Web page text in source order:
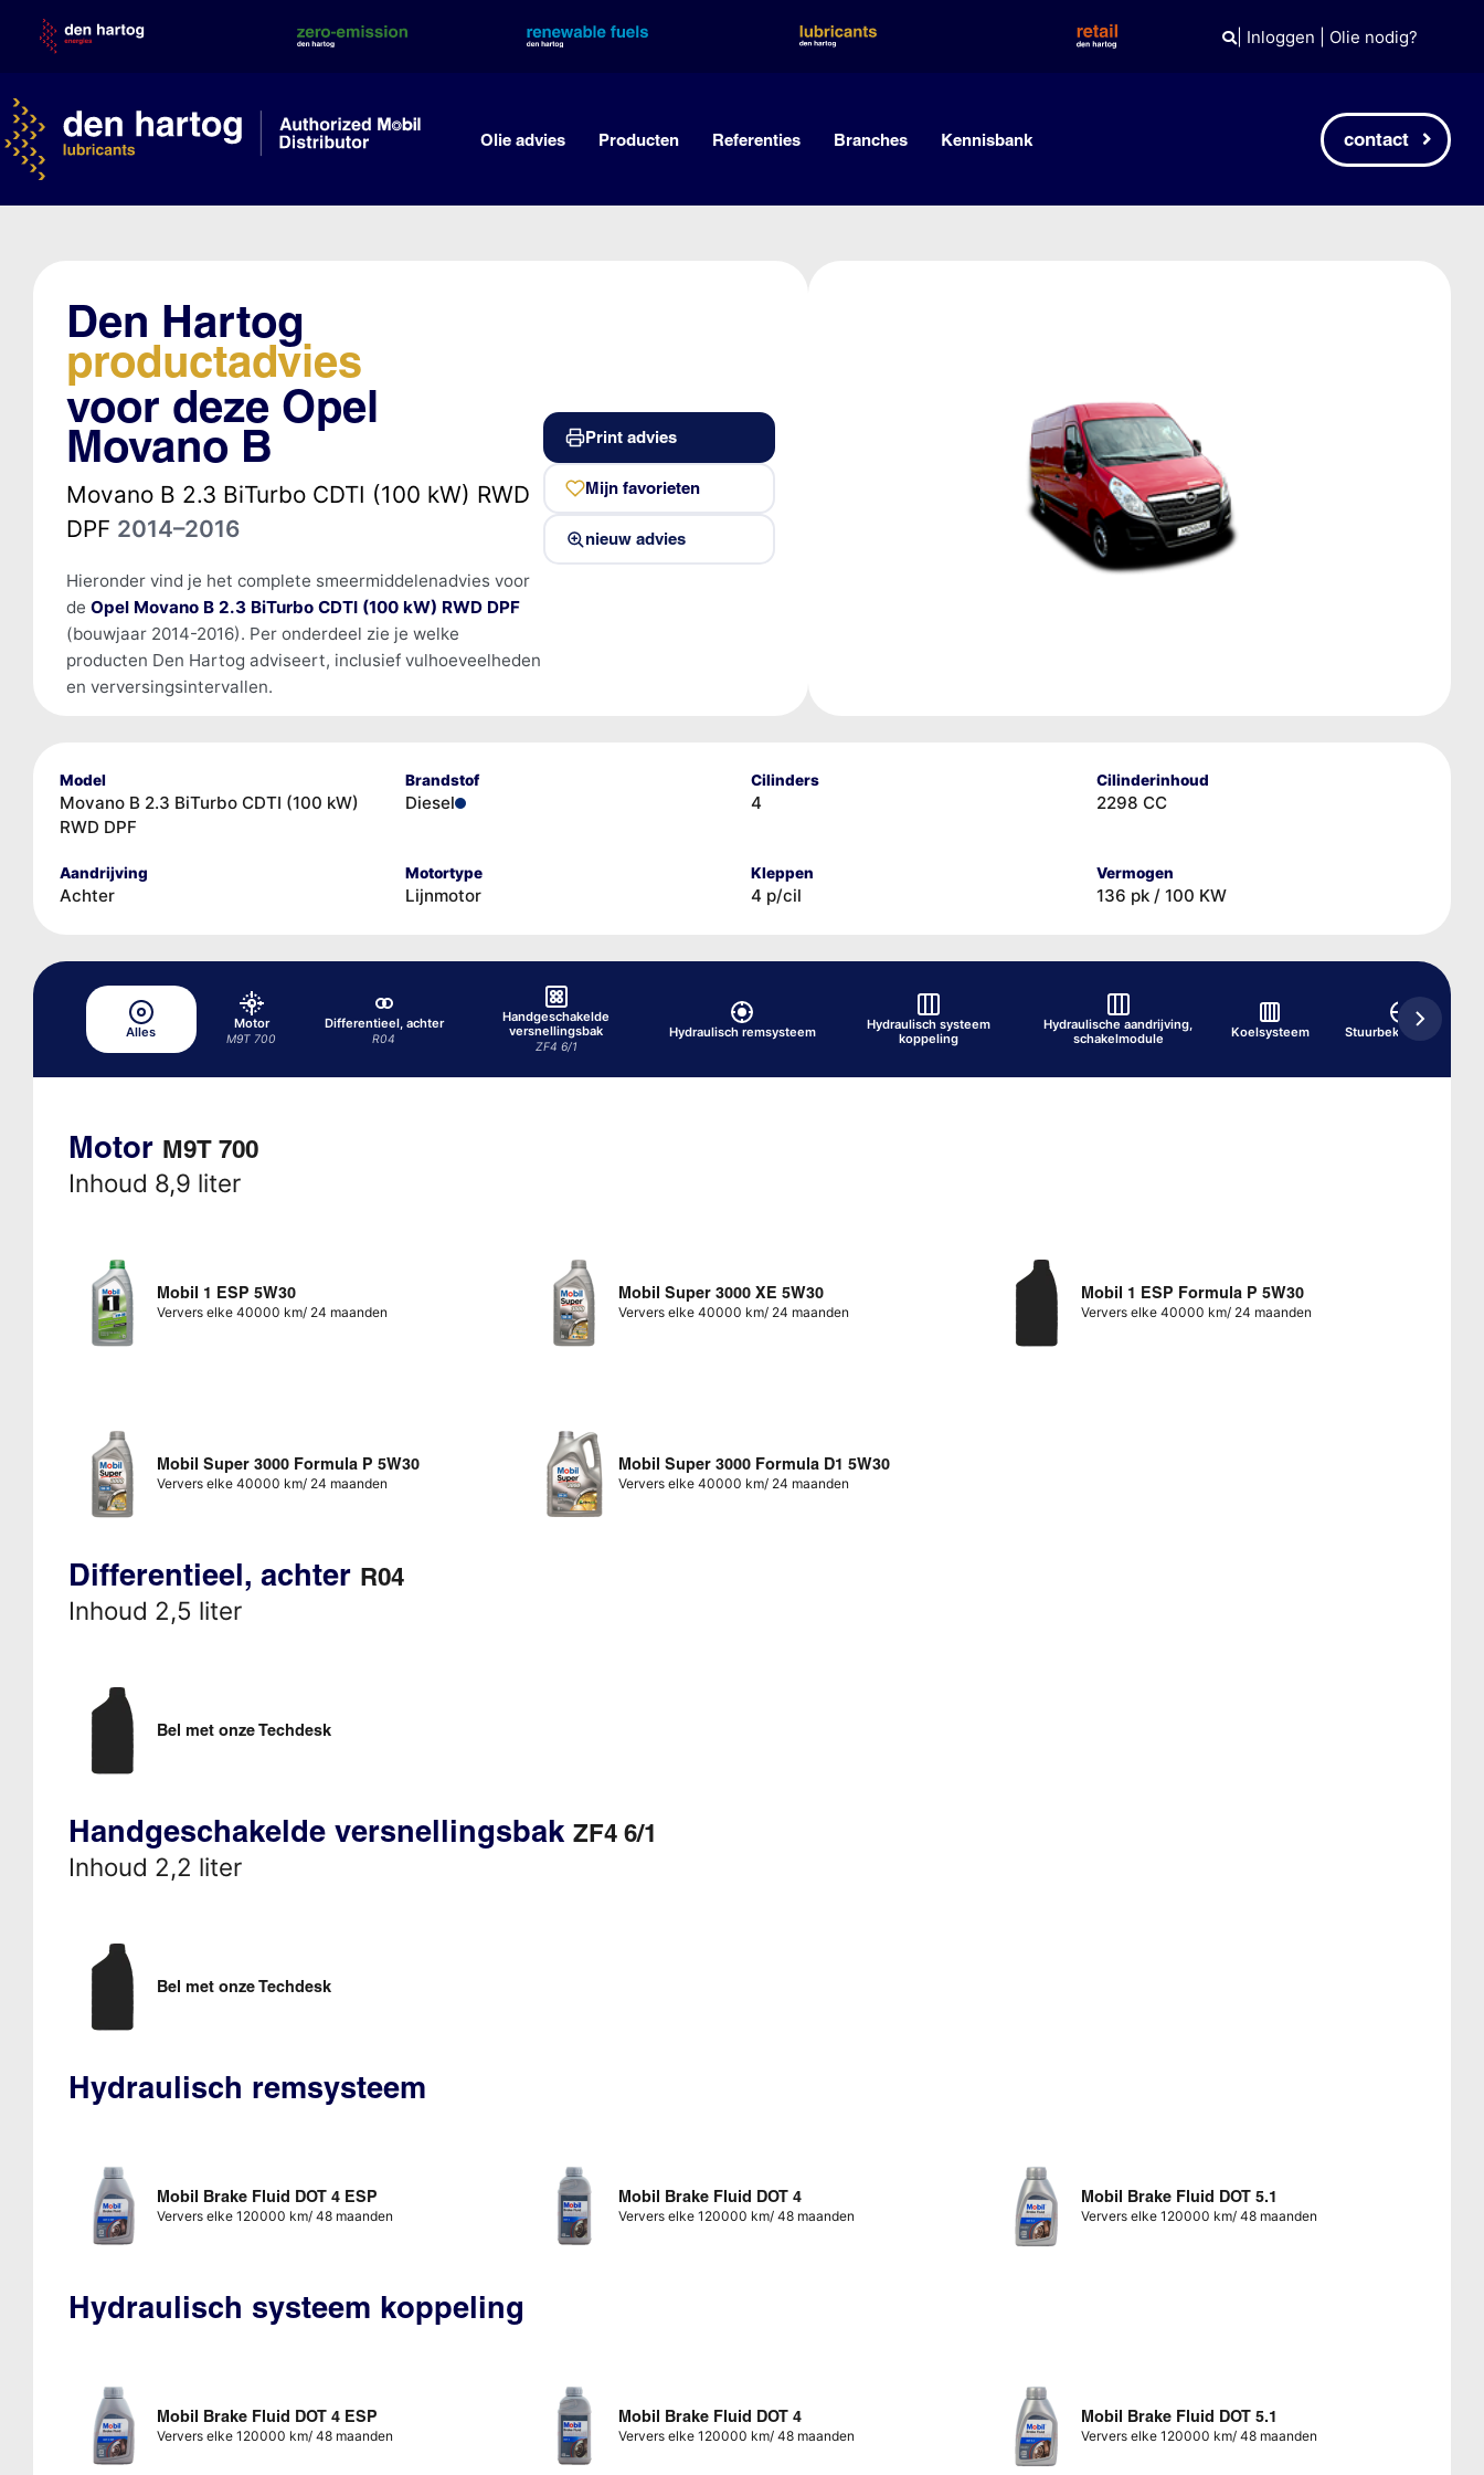
content
| Inloggen Olie nodig?
Olie advies Producten Referenties Branches Kennisbank contact
Den Hartog
productadvies
voor deze Opel
Movano B
Movano B 2.3 BiTurbo CDTI (100 kW) RWD
DPF 2014–2016
Hieronder vind je het complete smeermiddelenadvies voor
de Opel Movano B 2.3 BiTurbo CDTI (100 kW) RWD DPF
(bouwjaar 2014-2016). Per onderdeel zie je welke
producten Den Hartog adviseert, inclusief vulhoeveelheden
en verversingsintervallen.
Print advies
Mijn favorieten
nieuw advies
Model
Movano B 2.3 BiTurbo CDTI (100 kW)
RWD DPF
Brandstof
Diesel
Cilinders
4
Cilinderinhoud
2298 CC
Aandrijving
Achter
Motortype
Lijnmotor
Kleppen
4 p/cil
Vermogen
136 pk / 100 KW
Alles
Motor
M9T 700
Differentieel, achter
R04
Handgeschakelde
versnellingsbak
ZF4 6/1
Hydraulisch remsysteem
Hydraulisch systeem
koppeling
Hydraulische aandrijving,
schakelmodule
Koelsysteem Stuurbekrachtiging
Motor M9T 700
Inhoud 8,9 liter
Mobil 1 ESP 5W30
Ververs elke 40000 km/ 24 maanden
Mobil Super 3000 XE 5W30
Ververs elke 40000 km/ 24 maanden
Mobil 1 ESP Formula P 5W30
Ververs elke 40000 km/ 24 maanden
Mobil Super 3000 Formula P 5W30
Ververs elke 40000 km/ 24 maanden
Mobil Super 3000 Formula D1 5W30
Ververs elke 40000 km/ 24 maanden
Differentieel, achter R04
Inhoud 2,5 liter
Bel met onze Techdesk
Handgeschakelde versnellingsbak ZF4 6/1
Inhoud 2,2 liter
Bel met onze Techdesk
Hydraulisch remsysteem
Mobil Brake Fluid DOT 4 ESP
Ververs elke 120000 km/ 48 maanden
Mobil Brake Fluid DOT 4
Ververs elke 120000 km/ 48 maanden
Mobil Brake Fluid DOT 5.1
Ververs elke 120000 km/ 48 maanden
Hydraulisch systeem koppeling
Mobil Brake Fluid DOT 4 ESP
Ververs elke 120000 km/ 48 maanden
Mobil Brake Fluid DOT 4
Ververs elke 120000 km/ 48 maanden
Mobil Brake Fluid DOT 5.1
Ververs elke 120000 km/ 48 maanden